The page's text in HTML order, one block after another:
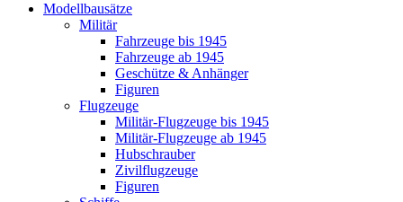
Modellbausätze
Militär
Fahrzeuge bis 1945
Fahrzeuge ab 1945
Geschütze & Anhänger
Figuren
Flugzeuge
Militär-Flugzeuge bis 1945
Militär-Flugzeuge ab 1945
Hubschrauber
Zivilflugzeuge
Figuren